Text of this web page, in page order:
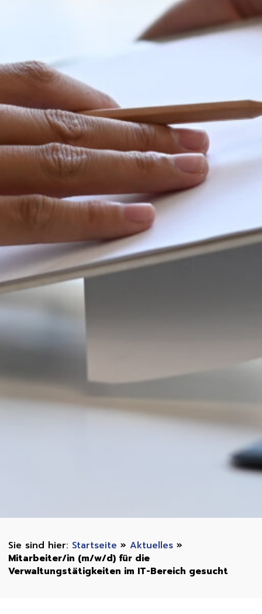
Startseite » Aktuelles»
Mitarbeiter/in (m/w/d) für die
Verwaltungstätigkeiten im IT-Bereich gesucht